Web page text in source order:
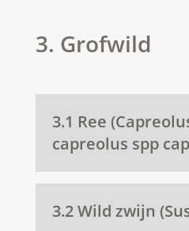
3. Grofwild
3.1 Ree
capreolus spp
3.2 Wild zwijn